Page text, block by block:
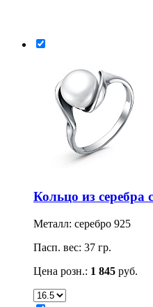
Кольцо из серебра
Металл: серебро 925
Пасп. вес: 37 гр.
Цена розн.: 1 845 руб.